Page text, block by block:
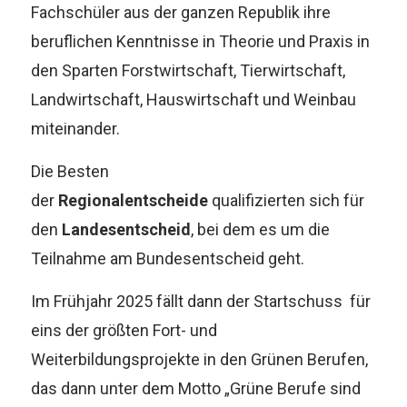
Fachschüler aus der ganzen Republik ihre
beruflichen Kenntnisse in Theorie und Praxis in
den Sparten Forstwirtschaft, Tierwirtschaft,
Landwirtschaft, Hauswirtschaft und Weinbau
miteinander.
Die Besten
derRegionalentscheidequalifizierten sich für
den Landesentscheid , bei dem es um die
Teilnahme am Bundesentscheid geht.
Im Frühjahr 2025 fällt dann der Startschuss für
eins der größten Fort- und
Weiterbildungsprojekte in den Grünen Berufen,
das dann unter dem Motto „Grüne Berufe sind